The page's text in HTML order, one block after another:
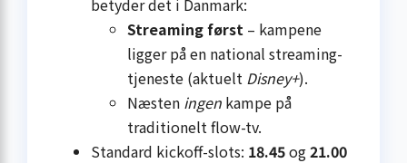
Streaming først – kampene
ligger på en national streaming­
tjeneste (aktuelt Disney+).
Næsten ingen kampe på
traditionelt flow-tv.
Standard kickoff-slots: 18.45og21.00